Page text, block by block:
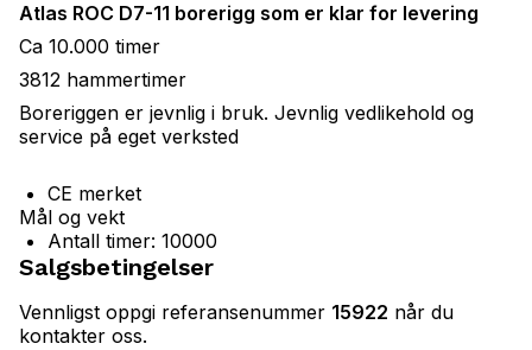
Atlas ROC D7-11 borerigg som er klar for levering
Ca 10.000 timer
3812 hammertimer
Boreriggen er jevnlig i bruk. Jevnlig vedlikehold og
service på eget verksted
CE merket
Mål og vekt
Antall timer: 10000
Salgsbetingelser
Vennligst oppgi referansenummer 15922 når du
kontakter oss.